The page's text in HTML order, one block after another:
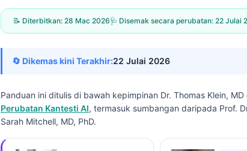
📝 Diterbitkan: 28 Mac 2026🩺 Disemak secara perubatan: 22 Julai
🔄 Dikemas kini Terakhir:22 Julai 2026
Panduan ini ditulis di bawah kepimpinan Dr. Thomas Klein, MD
Perubatan Kantesti AI, termasuk sumbangan daripada Prof.
Sarah Mitchell, MD, PhD.